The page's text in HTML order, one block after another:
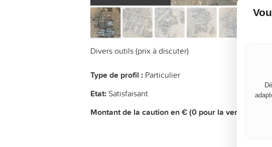
Divers outils (prix à discuter)
Type de profil : Particulier
Etat: Satisfaisant
Montant de la caution en € (0 pour la vente,